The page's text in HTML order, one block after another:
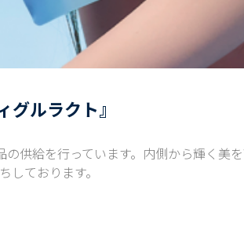
ルラクト』
供給を行っています。内側から輝く美
ております。